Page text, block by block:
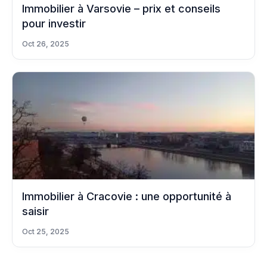
Immobilier à Varsovie – prix et conseils
pour investir
Oct 26, 2025
Immobilier à Cracovie : une opportunité à
saisir
Oct 25, 2025